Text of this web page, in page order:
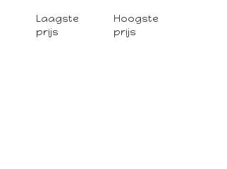
Laagste
prijs
Hoogste
prijs